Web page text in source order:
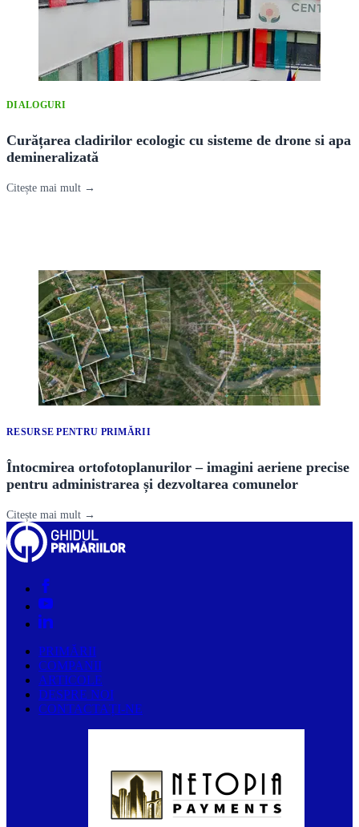
DIALOGURI
Curățarea cladirilor ecologic cu sisteme de drone si apa
demineralizată
Citește mai mult →
RESURSE PENTRU PRIMĂRII
Întocmirea ortofotoplanurilor – imagini aeriene precise
pentru administrarea și dezvoltarea comunelor
Citește mai mult →
PRIMĂRII
COMPANII
ARTICOLE
DESPRE NOI
CONTACTAȚI-NE